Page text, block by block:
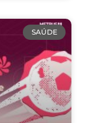
SAÚDE